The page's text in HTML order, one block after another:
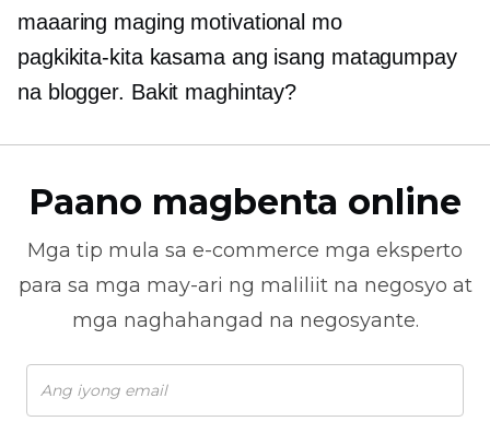
maaaring maging motivational mo
pagkikita-kitakasama ang isang matagumpay
na blogger. Bakit maghintay?
Paano magbenta online
Mga tip mula sa e-commerce mga eksperto
para sa mga may-ari ng maliliit na negosyo at
mga naghahangad na negosyante.